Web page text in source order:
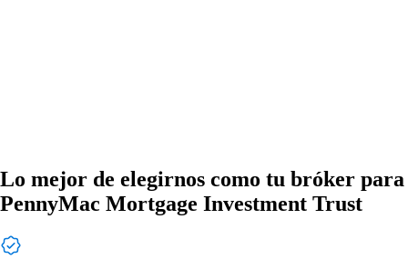
Lo mejor de elegirnos como tu bróker para
PennyMac Mortgage Investment Trust